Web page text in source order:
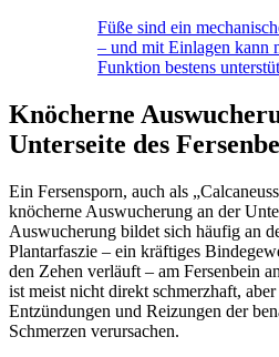
Füße sind ein
– und mit Einlagen kann
Funktion bestens
Knöcherne
Unterseite des
Ein Fersensporn, auch als
knöcherne Auswucherung an der
Auswucherung bildet sich häufig an
Plantarfaszie – ein kräftiges
den Zehen verläuft – am Fersenbein
ist meist nicht direkt schmerzhaft,
Entzündungen und Reizungen der
Schmerzen verursachen.